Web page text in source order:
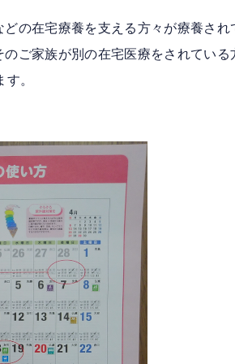
の在宅療養を支える方々が療養さ
ご家族が別の在宅医療をされてい
。